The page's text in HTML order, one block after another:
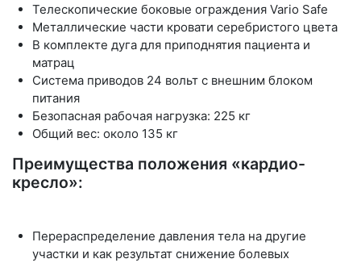
Телескопические боковые ограждения Vario Safe
Металлические части кровати серебристого цвета
В комплекте дуга для приподнятия пациента и
матрац
Система приводов 24 вольт с внешним блоком
питания
Безопасная рабочая нагрузка: 225 кг
Общий вес: около 135 кг
Преимущества положения «‎кардио-
кресло»:
Перераспределение давления тела на другие
участки и как результат снижение болевых